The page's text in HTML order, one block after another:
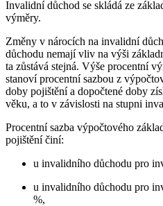
Invalidní důchod se skládá ze
výměry.
Změny v nárocích na invalidní
důchodu nemají vliv na výši
ta zůstává stejná. Výše procentní
stanoví procentní sazbou z
doby pojištění a dopočtené doby
věku, a to v závislosti na stupni
Procentní sazba výpočtového
pojištění činí:
u invalidního důchodu pro
u invalidního důchodu pro
%,